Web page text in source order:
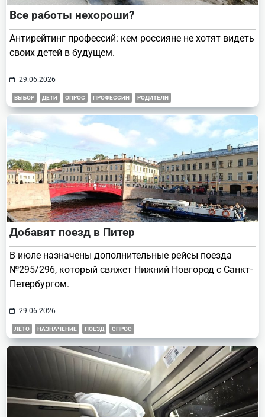
Все работы нехороши?
Антирейтинг профессий: кем россияне не хотят видеть
своих детей в будущем.
29.06.2026
ВЫБОР ДЕТИ ОПРОС ПРОФЕССИИ РОДИТЕЛИ
Добавят поезд в Питер
В июле назначены дополнительные рейсы поезда
№295/296, который свяжет Нижний Новгород с Санкт-
Петербургом.
29.06.2026
ЛЕТО НАЗНАЧЕНИЕ ПОЕЗД СПРОС